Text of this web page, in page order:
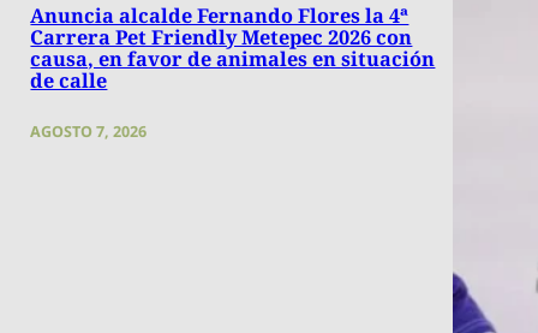
Anuncia alcalde Fernando Flores la 4ª
Carrera Pet Friendly Metepec 2026 con
causa, en favor de animales en situación
de calle
AGOSTO 7, 2026